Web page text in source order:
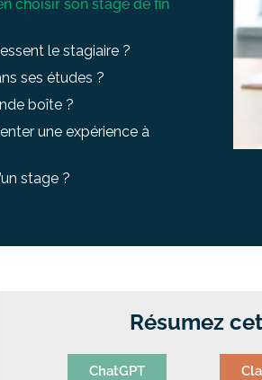
choisir son stage de fin
le stagiaire ?
ses études ?
boîte ?
une expérience à
stage ?
Résumez
ChatGPT